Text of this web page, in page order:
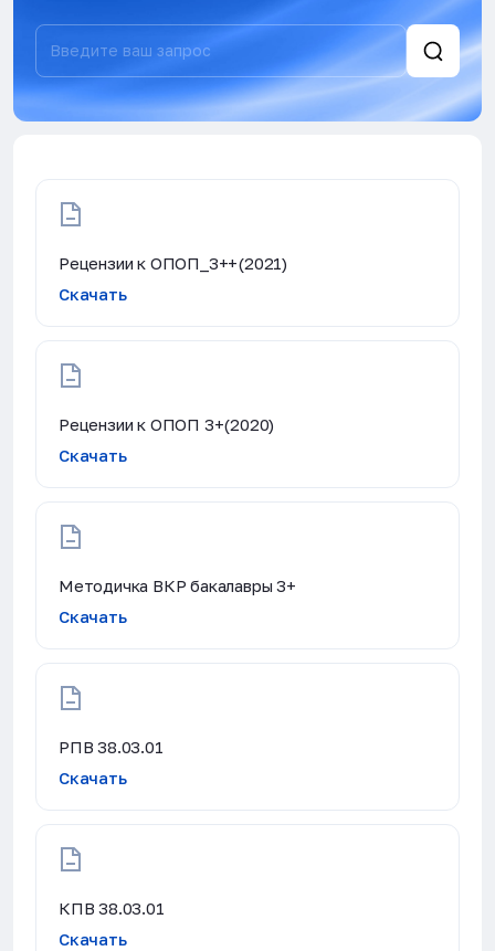
Рецензии к ОПОП_3++(2021)
Скачать
Рецензии к ОПОП 3+(2020)
Скачать
Методичка ВКР бакалавры 3+
Скачать
РПВ 38.03.01
Скачать
КПВ 38.03.01
Скачать